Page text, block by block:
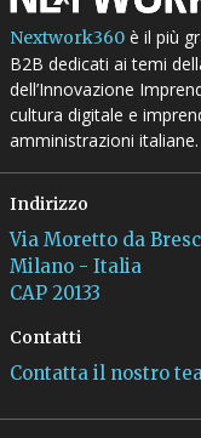
Nextwork360è il più
B2B dedicati ai temi
dell’Innovazione
cultura digitale e
amministrazioni italiane.
Indirizzo
Via Moretto da
Milano - Italia
CAP 20133
Contatti
Contatta il nostro